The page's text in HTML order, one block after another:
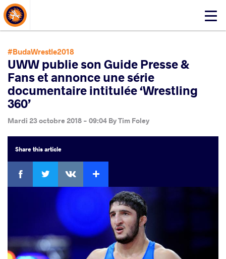
Click
About Events
#BudaWrestle2018
UWW publie son Guide Presse &
Fans et annonce une série
documentaire intitulée ‘Wrestling
360’
Mardi 23 octobre 2018 - 09:04 ByTim Foley
Sharethis article
Facebook